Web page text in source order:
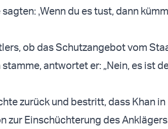
‚Wenn du es tust, dann
ob das Schutzangebot vom
antwortet er: „Nein, es ist
zurück und bestritt, dass Khan in
zur Einschüchterung des Anklägers